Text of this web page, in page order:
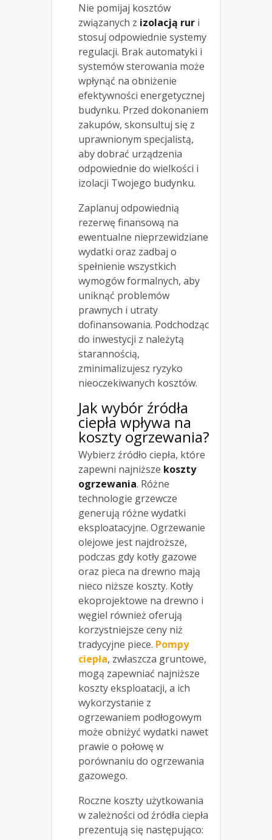
Nie pomijaj kosztów
związanych z izolacją rur i
stosuj odpowiednie systemy
regulacji. Brak automatyki i
systemów sterowania może
wpłynąć na obniżenie
efektywności energetycznej
budynku. Przed dokonaniem
zakupów, skonsultuj się z
uprawnionym specjalistą,
aby dobrać urządzenia
odpowiednie do wielkości i
izolacji Twojego budynku.
Zaplanuj odpowiednią
rezerwę finansową na
ewentualne nieprzewidziane
wydatki oraz zadbaj o
spełnienie wszystkich
wymogów formalnych, aby
uniknąć problemów
prawnych i utraty
dofinansowania. Podchodząc
do inwestycji z należytą
starannością,
zminimalizujesz ryzyko
nieoczekiwanych kosztów.
Jak wybór źródła
ciepła wpływa na
koszty ogrzewania?
Wybierz źródło ciepła, które
zapewni najniższe koszty
ogrzewania. Różne
technologie grzewcze
generują różne wydatki
eksploatacyjne. Ogrzewanie
olejowe jest najdroższe,
podczas gdy kotły gazowe
oraz pieca na drewno mają
nieco niższe koszty. Kotły
ekoprojektowe na drewno i
węgiel również oferują
korzystniejsze ceny niż
tradycyjne piece. Pompy
ciepła, zwłaszcza gruntowe,
mogą zapewniać najniższe
koszty eksploatacji, a ich
wykorzystanie z
ogrzewaniem podłogowym
może obniżyć wydatki nawet
prawie o połowę w
porównaniu do ogrzewania
gazowego.
Roczne koszty użytkowania
w zależności od źródła ciepła
prezentują się następująco: